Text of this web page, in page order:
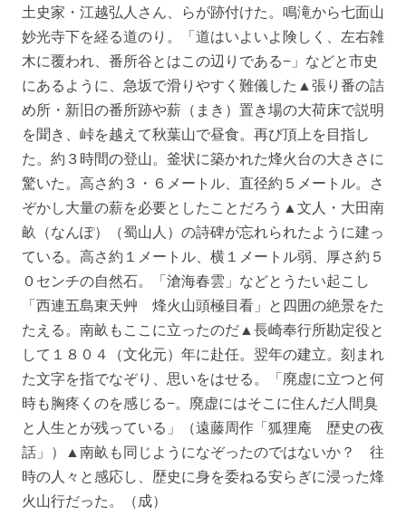
土史家・江越弘人さん、らが跡付けた。鳴滝から七面山
妙光寺下を経る道のり。「道はいよいよ険しく、左右雑
木に覆われ、番所谷とはこの辺りである−」などと市史
にあるように、急坂で滑りやすく難儀した▲張り番の詰
め所・新旧の番所跡や薪（まき）置き場の大荷床で説明
を聞き、峠を越えて秋葉山で昼食。再び頂上を目指し
た。約３時間の登山。釜状に築かれた烽火台の大きさに
驚いた。高さ約３・６メートル、直径約５メートル。さ
ぞかし大量の薪を必要としたことだろう▲文人・大田南
畝（なんぽ）（蜀山人）の詩碑が忘れられたように建っ
ている。高さ約１メートル、横１メートル弱、厚さ約５
０センチの自然石。「滄海春雲」などとうたい起こし
「西連五島東天艸 烽火山頭極目看」と四囲の絶景をた
たえる。南畝もここに立ったのだ▲長崎奉行所勘定役と
して１８０４（文化元）年に赴任。翌年の建立。刻まれ
た文字を指でなぞり、思いをはせる。「廃虚に立つと何
時も胸疼くのを感じる−。廃虚にはそこに住んだ人間臭
と人生とが残っている」（遠藤周作「狐狸庵 歴史の夜
話」）▲南畝も同じようになぞったのではないか？ 往
時の人々と感応し、歴史に身を委ねる安らぎに浸った烽
火山行だった。（成）